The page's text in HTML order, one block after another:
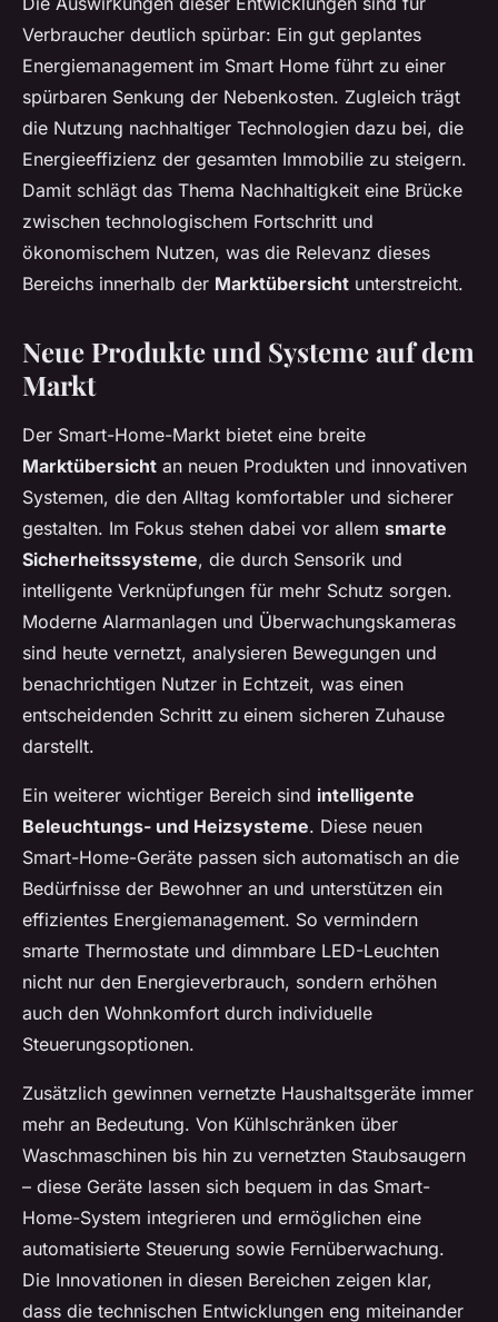
Verbraucher deutlich spürbar: Ein gut geplantes
Energiemanagement im Smart Home führt zu einer
spürbaren Senkung der Nebenkosten. Zugleich trägt
die Nutzung nachhaltiger Technologien dazu bei, die
Energieeffizienz der gesamten Immobilie zu steigern.
Damit schlägt das Thema Nachhaltigkeit eine Brücke
zwischen technologischem Fortschritt und
ökonomischem Nutzen, was die Relevanz dieses
Bereichs innerhalb der Marktübersicht unterstreicht.
Neue Produkte und Systeme auf dem
Markt
Der Smart-Home-Markt bietet eine breite
Marktübersicht an neuen Produkten und innovativen
Systemen, die den Alltag komfortabler und sicherer
gestalten. Im Fokus stehen dabei vor allem smarte
Sicherheitssysteme, die durch Sensorik und
intelligente Verknüpfungen für mehr Schutz sorgen.
Moderne Alarmanlagen und Überwachungskameras
sind heute vernetzt, analysieren Bewegungen und
benachrichtigen Nutzer in Echtzeit, was einen
entscheidenden Schritt zu einem sicheren Zuhause
darstellt.
Ein weiterer wichtiger Bereich sind intelligente
Beleuchtungs- und Heizsysteme. Diese neuen
Smart-Home-Geräte passen sich automatisch an die
Bedürfnisse der Bewohner an und unterstützen ein
effizientes Energiemanagement. So vermindern
smarte Thermostate und dimmbare LED-Leuchten
nicht nur den Energieverbrauch, sondern erhöhen
auch den Wohnkomfort durch individuelle
Steuerungsoptionen.
Zusätzlich gewinnen vernetzte Haushaltsgeräte immer
mehr an Bedeutung. Von Kühlschränken über
Waschmaschinen bis hin zu vernetzten Staubsaugern
– diese Geräte lassen sich bequem in das Smart-
Home-System integrieren und ermöglichen eine
automatisierte Steuerung sowie Fernüberwachung.
Die Innovationen in diesen Bereichen zeigen klar,
dass die technischen Entwicklungen eng miteinander